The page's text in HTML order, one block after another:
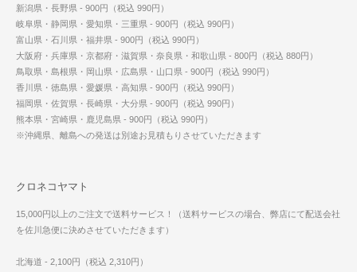
新潟県・長野県 - 900円（税込 990円）
岐阜県・静岡県・愛知県・三重県 - 900円（税込 990円）
富山県・石川県・福井県 - 900円（税込 990円）
大阪府・兵庫県・京都府・滋賀県・奈良県・和歌山県 - 800円（税込 880円）
鳥取県・島根県・岡山県・広島県・山口県 - 900円（税込 990円）
香川県・徳島県・愛媛県・高知県 - 900円（税込 990円）
福岡県・佐賀県・長崎県・大分県 - 900円（税込 990円）
熊本県・宮崎県・鹿児島県 - 900円（税込 990円）
※沖縄県、離島への発送は別途お見積もりさせていただきます
クロネコヤマト
15,000円以上のご注文で送料サービス！（送料サービスの場合、弊店にて配送会社
を佐川急便に決めさせていただきます）
北海道 - 2,100円（税込 2,310円）